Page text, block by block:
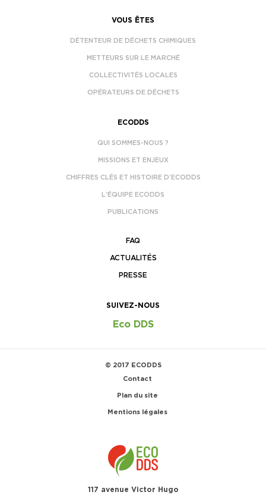
VOUS ÊTES
DÉTENTEUR DE DÉCHETS CHIMIQUES
METTEURS SUR LE MARCHÉ
COLLECTIVITÉS LOCALES
OPÉRATEURS DE DÉCHETS
ECODDS
QUI SOMMES-NOUS ?
MISSIONS ET ENJEUX
CHIFFRES CLÉS ET HISTOIRE D’ECODDS
L’ÉQUIPE ECODDS
PUBLICATIONS
FAQ
ACTUALITÉS
PRESSE
SUIVEZ-NOUS
Eco DDS
© 2017 ECODDS
Contact
Plan du site
Mentions légales
117 avenue Victor Hugo